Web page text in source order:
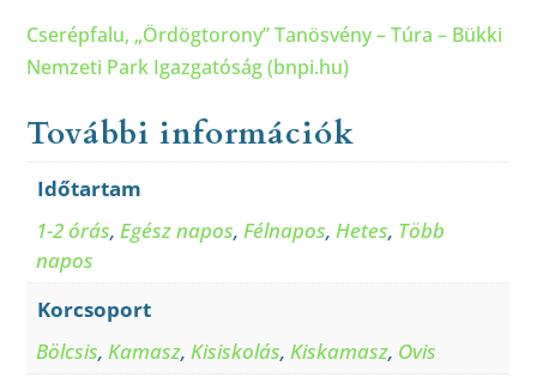
Cserépfalu, „Ördögtorony” Tanösvény – Túra – Bükki
Nemzeti Park Igazgatóság (bnpi.hu)
További információk
Időtartam
1-2 órás,Egész napos,Félnapos,Hetes, Több
napos
Korcsoport
Bölcsis,Kamasz,Kisiskolás,Kiskamasz, Ovis